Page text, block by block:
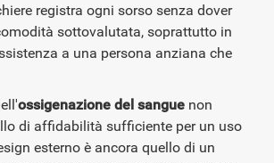
registra ogni sorso senza dover
sottovalutata, soprattutto in
a una persona anziana che
ossigenazione del sangue non
di affidabilità sufficiente per un uso
esterno è ancora quello di un